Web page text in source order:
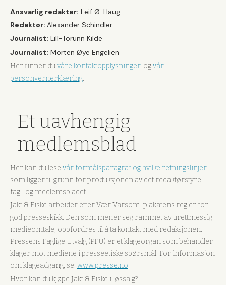
Ansvarlig redaktør: Leif Ø. Haug
Redaktør: Alexander Schindler
Journalist: Lill-Torunn Kilde
Journalist: Morten Øye Engelien
Her finner duvåre kontaktopplysninger, ogvår
personvernerklæring.
Et uavhengig
medlemsblad
Her kan du lese vår formålsparagraf og hvilke retningslinjer
som ligger til grunn for produksjonen av det redaktørstyre
fag- og medlemsbladet.
Jakt & Fiske arbeider etter Vær Varsom-plakatens regler for
god presseskikk. Den som mener seg rammet av urettmessig
medieomtale, oppfordres til å ta kontakt med redaksjonen.
Pressens Faglige Utvalg (PFU) er et klageorgan som behandler
klager mot mediene i presseetiske spørsmål. For informasjon
om klageadgang, se: www.presse.no
Hvor kan du kjøpe Jakt & Fiske i løssalg?